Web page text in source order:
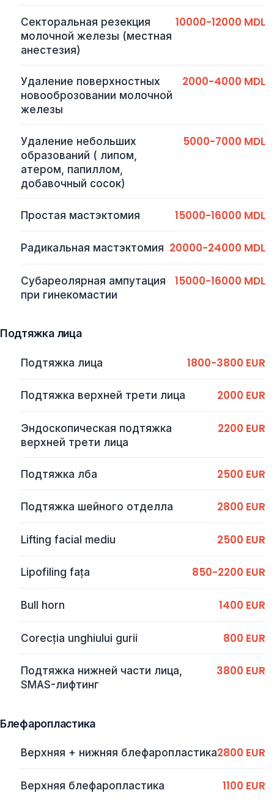
Секторальная резекция
молочной железы (местная
анестезия)
10000-12000 MDL
Удаление поверхностных
новооброзовании молочной
железы
2000-4000 MDL
Удаление небольших
образований ( липом,
атером, папиллом,
добавочный сосок)
5000-7000 MDL
Простая мастэктомия 15000-16000 MDL
Радикальная мастэктомия 20000-24000 MDL
Субареолярная ампутация
при гинекомастии
15000-16000 MDL
Подтяжка лица
Подтяжка лица 1800-3800 EUR
Подтяжка верхней трети лица 2000 EUR
Эндоскопическая подтяжка
верхней трети лица
2200 EUR
Подтяжка лба 2500 EUR
Подтяжка шейного отделла 2800 EUR
Lifting facial mediu 2500 EUR
Lipofiling fața 850-2200 EUR
Bull horn 1400 EUR
Corecția unghiului gurii 800 EUR
Подтяжка нижней части лица,
SMAS-лифтинг
3800 EUR
Блефаропластика
Верхняя + нижняя блефаропластика2800 EUR
Верхняя блефаропластика 1100 EUR